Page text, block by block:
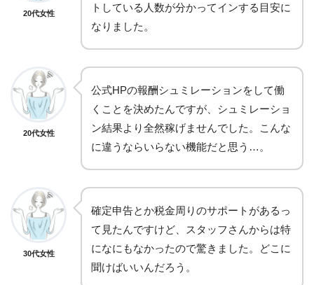
20代女性
トしている人数が分かってインする目安に
なりました。
20代女性
公式HPの報酬シュミレーションをして働
くことを決めたんですが、シュミレーショ
ン結果より全然稼げませんでした。こんな
に違うならいらない機能だと思う…。
30代女性
確定申告とか税金周りのサポートがあるっ
て見たんですけど、スタッフさんからは特
になにもなかったので驚きました。どこに
聞けばいいんだろう。